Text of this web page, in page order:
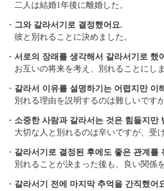
二人は結婚1年後に離婚した。
・ 그와 갈라서기로 결정했어요.
彼と別れることに決めました。
・ 서로의 장래를 생각해서 갈라서기로 했
お互いの将来を考え、別れることにしま
・ 갈라서 이유를 설명하기는 어렵지만 이
別れる理由を説明するのは難しいです
・ 소중한 사람과 갈라서는 것은 힘들지만
大切な人と別れるのは辛いですが、受
・ 갈라서기로 결정된 후에도 좋은 관계를
別れることが決まった後も、良い関係
・ 갈라서기 전에 마지막 추억을 간직했어